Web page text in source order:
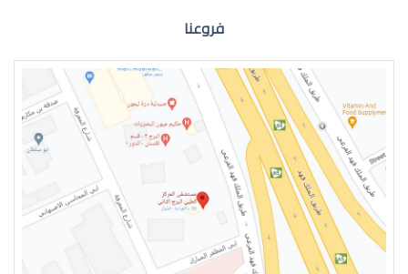
ضعف نظر في العين اليسرى
فروعنا